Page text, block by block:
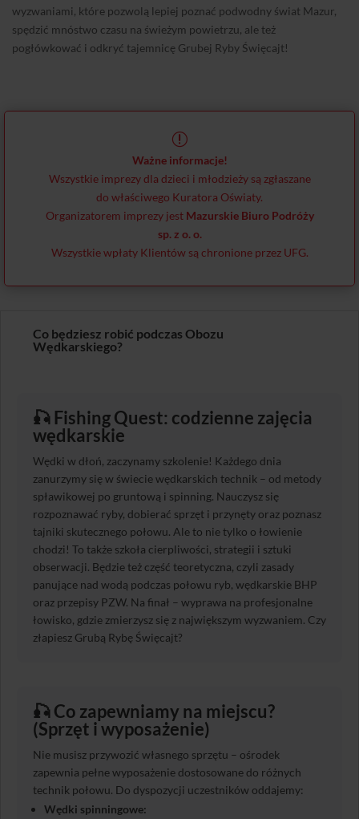
wyzwaniami, które pozwolą lepiej poznać podwodny świat Mazur,
spędzić mnóstwo czasu na świeżym powietrzu, ale też
pogłówkować i odkryć tajemnicę Grubej Ryby Święcajt!
r
Ważne informacje!
Wszystkie imprezy dla dzieci i młodzieży są zgłaszane
do właściwego Kuratora Oświaty.
Organizatorem imprezy jest Mazurskie Biuro Podróży
sp. z o. o.
Wszystkie wpłaty Klientów są chronione przez UFG.
Co będziesz robić podczas Obozu
Wędkarskiego?
🎣 Fishing Quest: codzienne zajęcia
wędkarskie
Wędki w dłoń, zaczynamy szkolenie! Każdego dnia
zanurzymy się w świecie wędkarskich technik – od metody
spławikowej po gruntową i spinning. Nauczysz się
rozpoznawać ryby, dobierać sprzęt i przynęty oraz poznasz
tajniki skutecznego połowu. Ale to nie tylko o łowienie
chodzi! To także szkoła cierpliwości, strategii i sztuki
obserwacji. Będzie też część teoretyczna, czyli zasady
panujące nad wodą podczas połowu ryb, wędkarskie BHP
oraz przepisy PZW. Na finał – wyprawa na profesjonalne
łowisko, gdzie zmierzysz się z największym wyzwaniem. Czy
złapiesz Grubą Rybę Święcajt?
🎣 Co zapewniamy na miejscu?
(Sprzęt i wyposażenie)
Nie musisz przywozić własnego sprzętu – ośrodek
zapewnia pełne wyposażenie dostosowane do różnych
technik połowu. Do dyspozycji uczestników oddajemy:
Wędki spinningowe: